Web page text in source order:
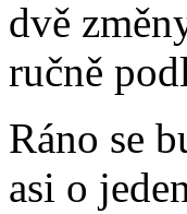
dvě
ručně
Ráno se
asi o